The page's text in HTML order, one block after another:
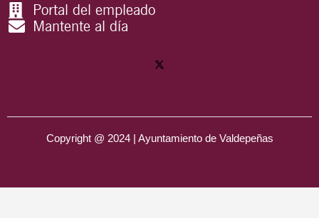
Portal del empleado
Mantente al día
Copyright @ 2024 | Ayuntamiento de Valdepeñas